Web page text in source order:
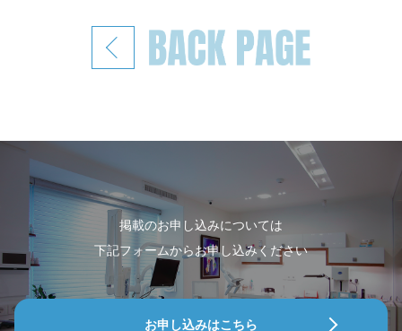
掲載のお申し込みについては
下記フォームからお申し込みください
お申し込みはこちら